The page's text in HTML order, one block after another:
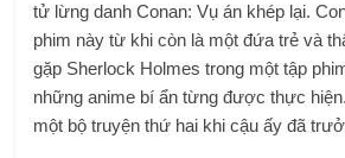
tử lừng danh Conan: Vụ án khép lại.
phim này từ khi còn là một đứa trẻ và
gặp Sherlock Holmes trong một tập
những anime bí ẩn từng được thực
một bộ truyện thứ hai khi cậu ấy đã